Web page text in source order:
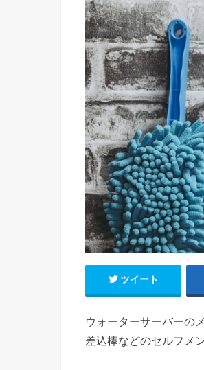
ツイート
ウォーターサーバーの
差込棒などのセルフメ